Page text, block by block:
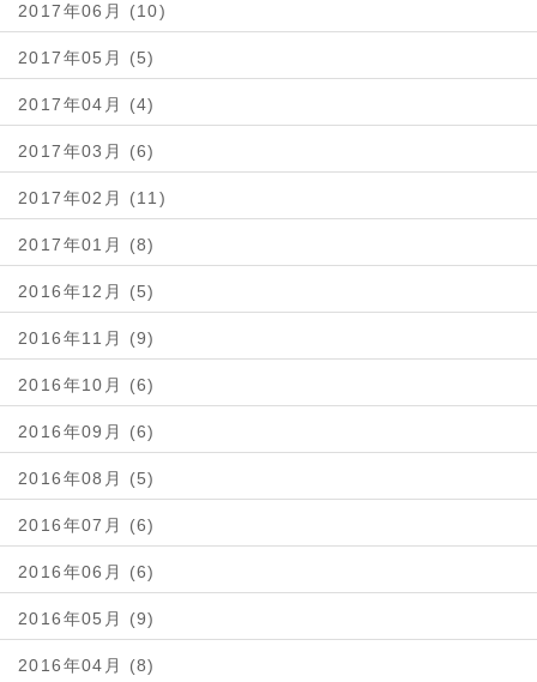
2017年06月 (10)
2017年05月 (5)
2017年04月 (4)
2017年03月 (6)
2017年02月 (11)
2017年01月 (8)
2016年12月 (5)
2016年11月 (9)
2016年10月 (6)
2016年09月 (6)
2016年08月 (5)
2016年07月 (6)
2016年06月 (6)
2016年05月 (9)
2016年04月 (8)